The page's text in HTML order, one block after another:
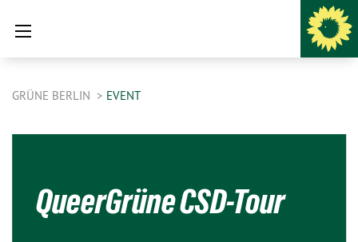
GRÜNE BERLIN EVENT
QueerGrüne CSD-Tour